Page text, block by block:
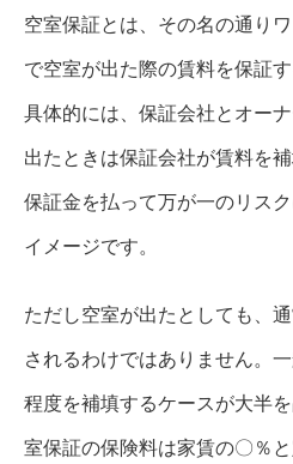
空室保証とは、その名の通り
で空室が出た際の賃料を保証
具体的には、保証会社とオー
出たときは保証会社が賃料を
保証金を払って万が一のリス
イメージです。
ただし空室が出たとしても、
されるわけではありません。
程度を補填するケースが大半
室保証の保険料は家賃の〇％